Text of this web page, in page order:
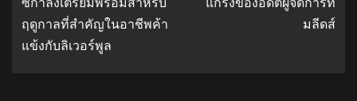
ฤดูกาลที่สำคัญในอาชีพค้า
แข้งกับลิเวอร์พูล
มลีดส์